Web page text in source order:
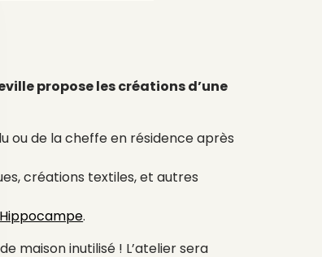
propose les créations d’une
ou de la cheffe en résidence après
créations textiles, et autres
Hippocampe.
maison inutilisé ! L’atelier sera